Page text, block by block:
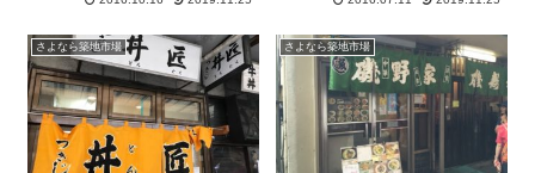
さよなら築地市場 さよなら築地市場